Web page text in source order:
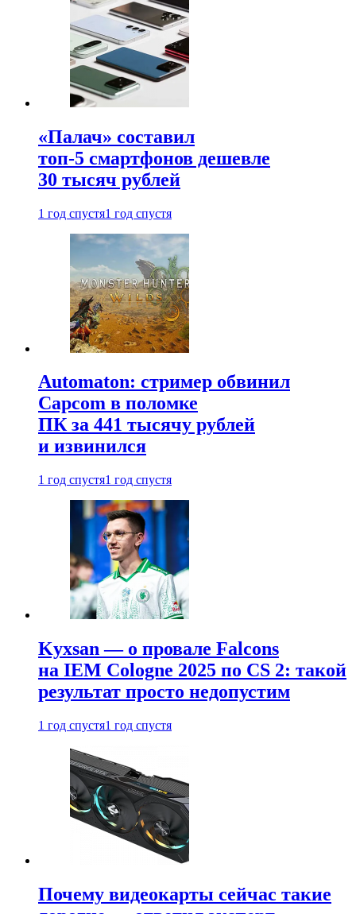
«Палач» составил
топ-5 смартфонов дешевле
30 тысяч рублей
1 год спустя1 год спустя
Automaton: стример обвинил
Capcom в поломке
ПК за 441 тысячу рублей
и извинился
1 год спустя1 год спустя
Kyxsan — о провале Falcons
на IEM Cologne 2025 по CS 2: такой
результат просто недопустим
1 год спустя1 год спустя
Почему видеокарты сейчас такие